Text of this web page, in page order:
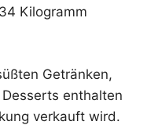
Kilogramm
Getränken,
enthalten
verkauft wird.